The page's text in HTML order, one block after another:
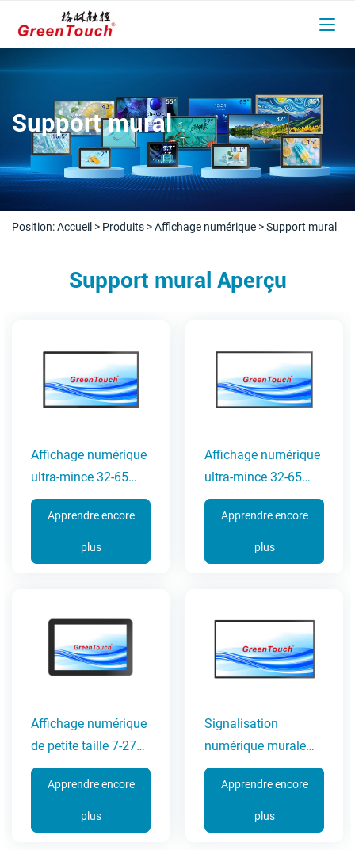
Support mural
Position:Accueil > Produits >Affichage numérique >Support mural
Support mural Aperçu
Affichage numérique
ultra-mince 32-65
pouces (série 7A-G)
Apprendre encore
plus
Affichage numérique
ultra-mince 32-65
pouces (série 7A)
Apprendre encore
plus
Affichage numérique
de petite taille 7-27
pouces (série 3A)
Apprendre encore
plus
Signalisation
numérique murale
32-65 pouces (série
6C)Apprendre encore
plus